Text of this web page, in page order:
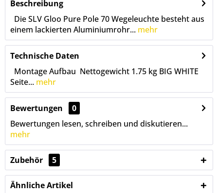
Beschreibung
Die SLV Gloo Pure Pole 70 Wegeleuchte besteht aus
einem lackierten Aluminiumrohr... mehr
Technische Daten
Montage Aufbau Nettogewicht 1.75 kg BIG WHITE
Seite... mehr
Bewertungen
0
Bewertungen lesen, schreiben und diskutieren...
mehr
Zubehör 5
Ähnliche Artikel